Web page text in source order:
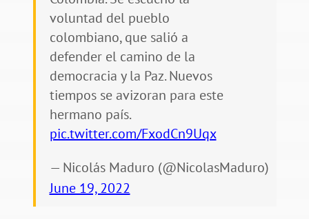
voluntad del pueblo
colombiano, que salió a
defender el camino de la
democracia y la Paz. Nuevos
tiempos se avizoran para este
hermano país.
pic.twitter.com/FxodCn9Uqx
— Nicolás Maduro (@NicolasMaduro)
June 19, 2022